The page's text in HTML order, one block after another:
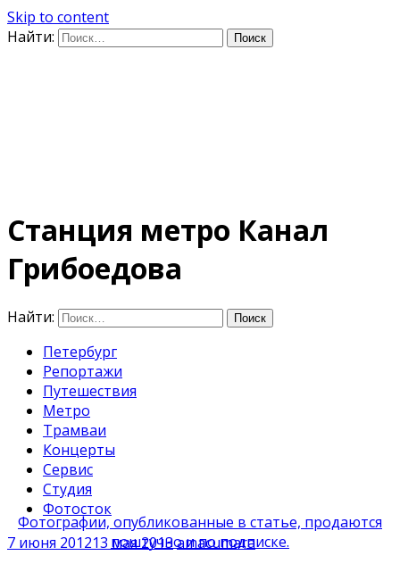
Skip to content
Найти:
Станция метро Канал
Грибоедова
Найти:
Петербург
Репортажи
Путешествия
Метро
Трамваи
Концерты
Сервис
Студия
Фотосток
7 июня 201213 мая 2013amacumara
Фотографии, опубликованные в статье, продаются
поштучно и по подписке.